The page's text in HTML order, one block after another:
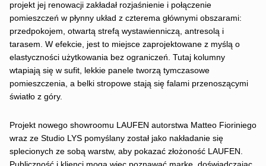
projekt jej renowacji zakładał rozjaśnienie i połączenie
pomieszczeń w płynny układ z czterema głównymi obszarami:
przedpokojem, otwartą strefą wystawienniczą, antresolą i
tarasem. W efekcie, jest to miejsce zaprojektowane z myślą o
elastyczności użytkowania bez ograniczeń. Tutaj kolumny
wtapiają się w sufit, lekkie panele tworzą tymczasowe
pomieszczenia, a belki stropowe stają się falami przenoszącymi
światło z góry.
Projekt nowego showroomu LAUFEN autorstwa Matteo Fioriniego
wraz ze Studio LYS pomyślany został jako nakładanie się
splecionych ze sobą warstw, aby pokazać złożoność LAUFEN.